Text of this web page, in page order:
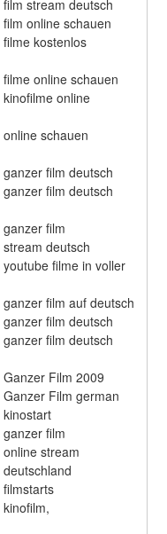
stream deutsch
online schauen
kostenlos
online schauen
online
schauen
film deutsch
film deutsch
film
deutsch
filme in voller
film auf deutsch
film deutsch
film deutsch
Film 2009
Film german
film
stream